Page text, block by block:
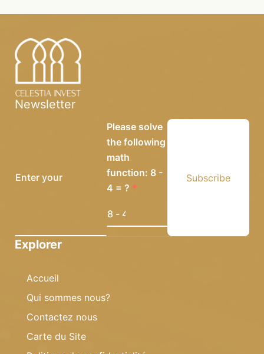
Newsletter
Please solve
the following
math
function: 8 -
4 = ?
Subscribe
Explorer
Accueil
Qui sommes nous?
Contactez nous
Carte du Site